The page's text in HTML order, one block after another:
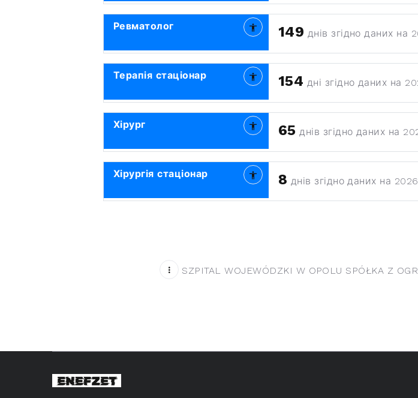
Ревматолог 149 днів згідно даних на
Терапія стаціонар 154 дні згідно даних на
Хірург 65 днів згідно даних на
Хірургія стаціонар 8 днів згідно даних на
SZPITAL WOJEWÓDZKI W OPOLU SPÓŁKA Z